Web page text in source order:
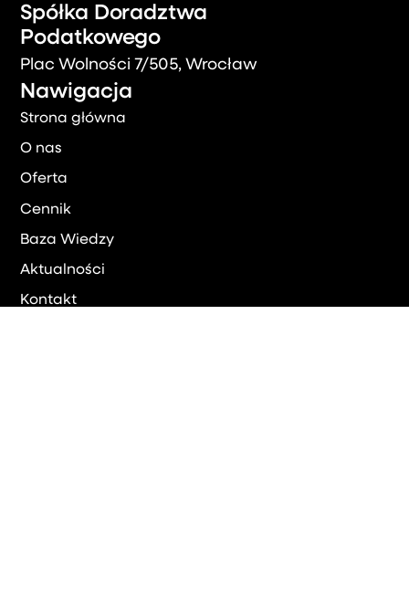
Spółka Doradztwa
Podatkowego
Plac Wolności 7/505, Wrocław
Nawigacja
Strona główna
O nas
Oferta
Cennik
Baza Wiedzy
Aktualności
Kontakt